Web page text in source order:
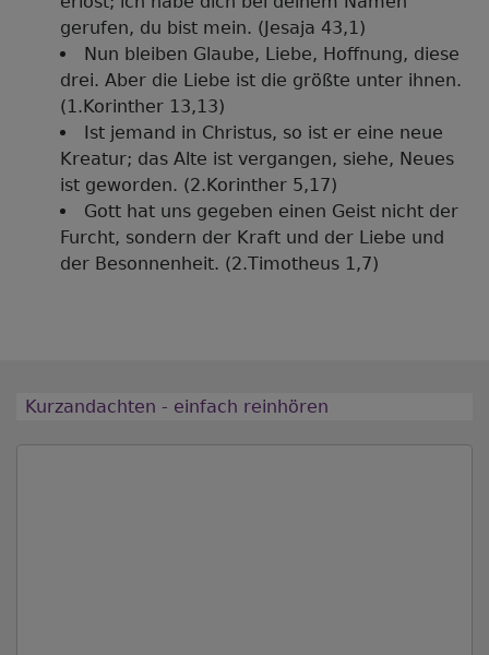
gerufen, du bist mein. (Jesaja 43,1)
Nun bleiben Glaube, Liebe, Hoffnung, diese
drei. Aber die Liebe ist die größte unter ihnen.
(1.Korinther 13,13)
Ist jemand in Christus, so ist er eine neue
Kreatur; das Alte ist vergangen, siehe, Neues
ist geworden. (2.Korinther 5,17)
Gott hat uns gegeben einen Geist nicht der
Furcht, sondern der Kraft und der Liebe und
der Besonnenheit. (2.Timotheus 1,7)
Kurzandachten - einfach reinhören